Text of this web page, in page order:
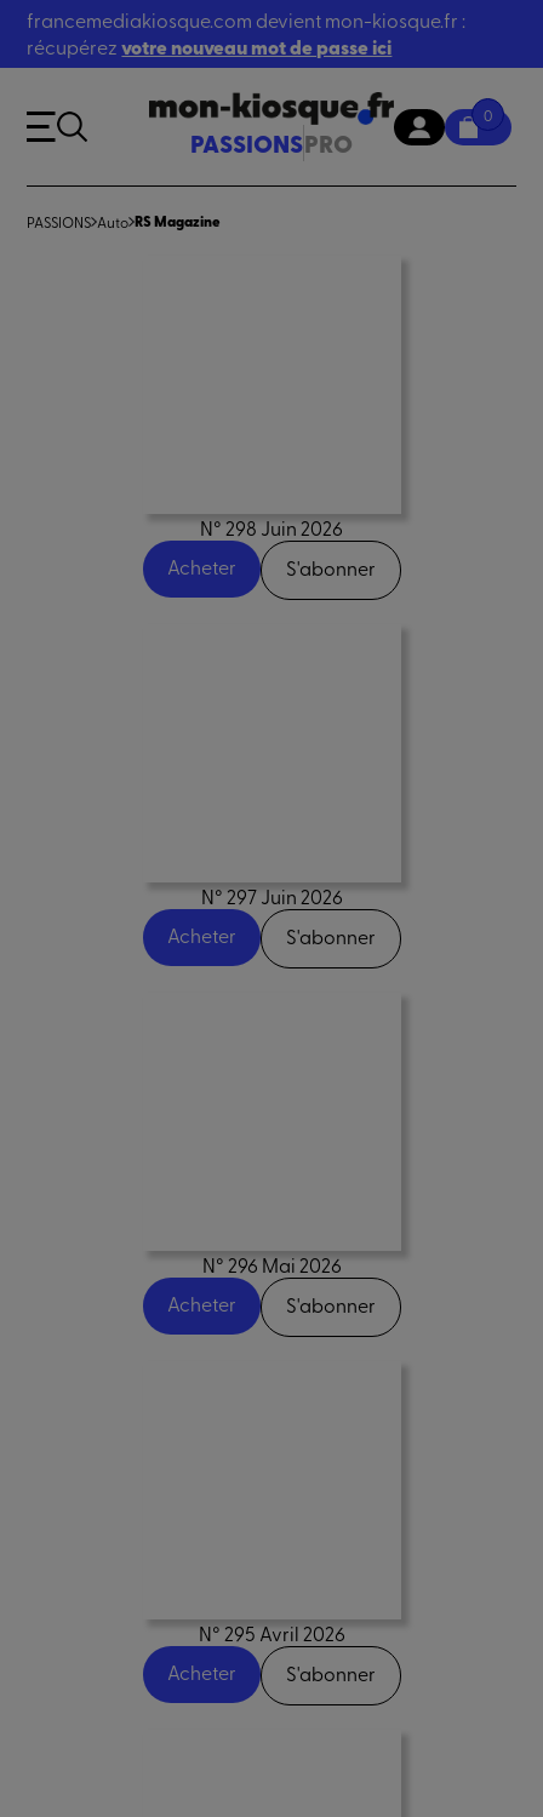
francemediakiosque.com devient mon-kiosque.fr :
récupérezvotre nouveau mot de passe ici
PASSIONSPRO
0
PASSIONS Auto RS Magazine
N° 298 Juin 2026
Acheter
S'abonner
N° 297 Juin 2026
Acheter
S'abonner
N° 296 Mai 2026
Acheter
S'abonner
N° 295 Avril 2026
Acheter
S'abonner